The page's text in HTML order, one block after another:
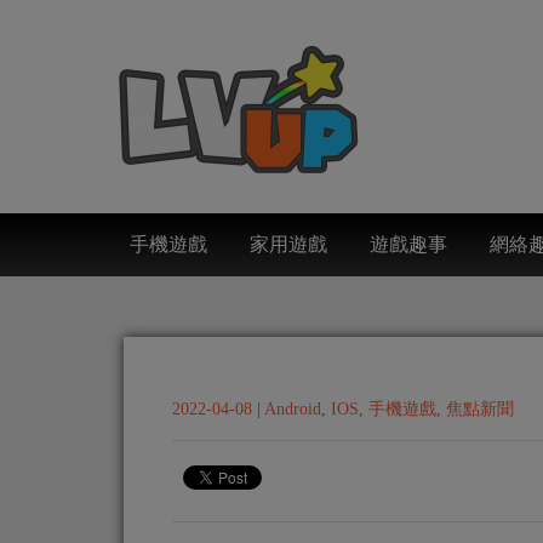
手機遊戲 家用遊戲 遊戲趣事 網絡
2022-04-08 Android, IOS, 手機遊戲, 焦點新聞